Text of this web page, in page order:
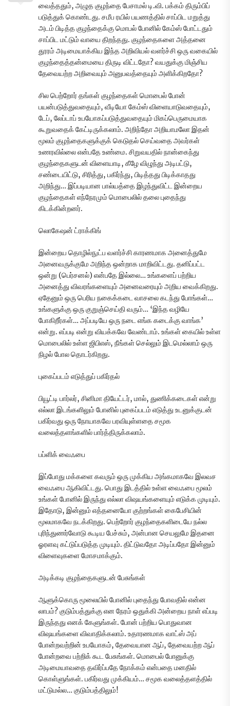
வைத்ததும், அழுத குழந்தை பேசாமல் டி.வி. பக்கம் திரும்பிப்
படுத்துக் கொண்டது. சமீப ரயில் பயணத்தில் சாப்பிட மறுத்து
அடம் பிடித்த குழந்தைக்கு மொபல் போனில் கேம்ஸ் போட்டதும்
சாப்பிட மட்டும் வாயை திறந்தது. குழந்தைகளை அத்தனை
தூரம் அடிமையாக்கிய இந்த அறிவியல் வளர்ச்சி ஒரு வகையில்
குழந்தைத்தன்மையை திருடி விட்டதோ? வயதுக்கு மிஞ்சிய
தேவையற்ற அறிவையும் அனுபவத்தையும் அளிக்கிறதோ?
சில பெற்றோர் தங்கள் குழந்தைகள் மொபைல் போன்
பயன்படுத்துவதையும், வீடியோ கேம்ஸ் விளையாடுவதையும்,
டேப், லேப்டாப் உபயோகப்படுத்துவதையும் மிகப்பெருமையாக
கூறுவதைக் கேட்டிருக்கலாம். அறிந்தோ அறியாமலோ இதன்
மூலம் குழந்தைகளுக்குக் கெடுதல் செய்வதை அவர்கள்
உணரவில்லை என்பதே உண்மை. சிறுவயதில் நான்கைந்து
குழந்தைகளுடன் விளையாடி, கீழே விழுந்து அடிபட்டு,
சண்டையிட்டு, சிரித்து, பகிர்ந்து, பிடித்தது பிடிக்காதது
அறிந்து… இப்படியான பால்யத்தை இழந்துவிட்ட இன்றைய
குழந்தைகள் எந்நேரமும் மொபைலில் தலை புதைந்து
கிடக்கின்றனர்.
லொகேஷன் ட்ராக்கிங்
இன்றைய தொழில்நுட்ப வளர்ச்சி காரணமாக அனைத்துமே
அனைவருக்குமே அறிந்த ஒன்றாக மாறிவிட்டது. தனிப்பட்ட
ஒன்று (பெர்சனல்) என்பதே இல்லை… உங்களைப் பற்றிய
அனைத்து விவரங்களையும் அனைவரையும் அறிய வைக்கிறது.
ஏதேனும் ஒரு பெரிய நகைக்கடை வாசலை கடந்து போங்கள்…
உங்களுக்கு ஒரு குறுஞ்செய்தி வரும்… ‘இந்த வழியே
போகிறீர்கள்… அப்படியே ஒரு நடை எங்க கடைக்கு வாங்க’
என்று. எப்படி என்று வியக்கவே வேண்டாம். உங்கள் கையில் உள்ள
மொபைலில் உள்ள ஜிபிஎஸ், நீங்கள் செல்லும் இடமெல்லாம் ஒரு
நிழல் போல தொடர்கிறது.
புகைப்படம் எடுத்துப் பகிர்தல்
பியூட்டி பார்லர், சினிமா தியேட்டர், மால், துணிக்கடைகள் என்று
எல்லா இடங்களிலும் போனில் புகைப்படம் எடுத்து உடனுக்குடன்
பகிர்வது ஒரு நோயாகவே பரவியுள்ளதை சமூக
வலைத்தளங்களில் பார்த்திருக்கலாம்.
பப்ளிக் வைஃபை
இப்போது மக்களை கவரும் ஒரு முக்கிய அங்கமாகவே இலவச
வைஃபை ஆகிவிட்டது. பொது இடத்தில் உள்ள வைஃபை மூலம்
உங்கள் போனில் இருந்து எல்லா விஷயங்களையும் எடுக்க முடியும்.
இதோடு, இன்னும் எத்தனையோ குற்றங்கள் கைபேசியின்
மூலமாகவே நடக்கிறது. பெற்றோர் குழந்தைகளிடையே நல்ல
புரிந்துணர்வோடு கூடிய பேச்சும், அன்பான செயலுமே இதனை
ஓரளவு கட்டுப்படுத்த முடியும். திட்டுவதோ அடிப்பதோ இன்னும்
விளைவுகளை மோசமாக்கும்.
அடிக்கடி குழந்தைகளுடன் பேசுங்கள்
ஆளுக்கொரு மூலையில் போனில் புதைந்து போவதில் என்ன
லாபம்? குடும்பத்துக்கு என நேரம் ஒதுக்கி அன்றைய நாள் எப்படி
இருந்தது எனக் கேளுங்கள். போன் பற்றிய பொதுவான
வி‌ஷயங்களை விவாதிக்கலாம். உதாரணமாக வாட்ஸ் அப்
போன்றவற்றின் உபயோகம், தேவையான ஆப், தேவையற்ற ஆப்
போன்றவை பற்றிக் கூட பேசுங்கள். மொபைல் போனுக்கு
அடிமையாவதை தவிர்ப்பதே நோக்கம் என்பதை மனதில்
கொள்ளுங்கள். பகிர்வது முக்கியம்… சமூக வலைத்தளத்தில்
மட்டுமல்ல… குடும்பத்திலும்!